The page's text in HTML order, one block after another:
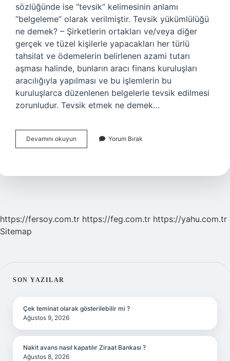
sözlüğünde ise “tevsik” kelimesinin anlamı
“belgeleme” olarak verilmiştir. Tevsik yükümlülüğü
ne demek? – Şirketlerin ortakları ve/veya diğer
gerçek ve tüzel kişilerle yapacakları her türlü
tahsilat ve ödemelerin belirlenen azami tutarı
aşması halinde, bunların aracı finans kuruluşları
aracılığıyla yapılması ve bu işlemlerin bu
kuruluşlarca düzenlenen belgelerle tevsik edilmesi
zorunludur. Tevsik etmek ne demek…
Devamını okuyun
Zorunluluğu
Yorum Bırak
https://fersoy.com.tr https://feg.com.tr https://yahu.com.tr
Sitemap
SIDEBAR
SON YAZILAR
Çek teminat olarak gösterilebilir mi ?
Ağustos 9, 2026
Nakit avans nasıl kapatılır Ziraat Bankası ?
Ağustos 8, 2026